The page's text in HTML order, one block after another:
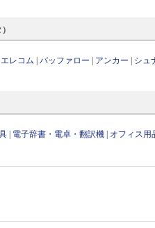
エレコム |バッファロー アンカー シュ
電子辞書・電卓・翻訳機 オフィス用